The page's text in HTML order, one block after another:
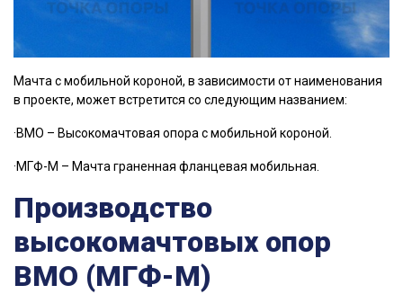
Мачта с мобильной короной, в зависимости от наименования
в проекте, может встретится со следующим названием:
·ВМО – Высокомачтовая опора с мобильной короной.
·МГФ-М – Мачта граненная фланцевая мобильная.
Производство
высокомачтовых опор
ВМО (МГФ-М)